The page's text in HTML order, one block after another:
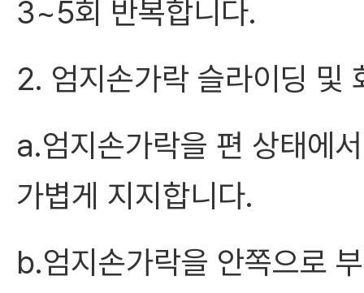
3~5회 반복합니다.
2. 엄지손가락 슬라이딩 및
a.엄지손가락을 편 상태에
가볍게 지지합니다.
b.엄지손가락을 안쪽으로